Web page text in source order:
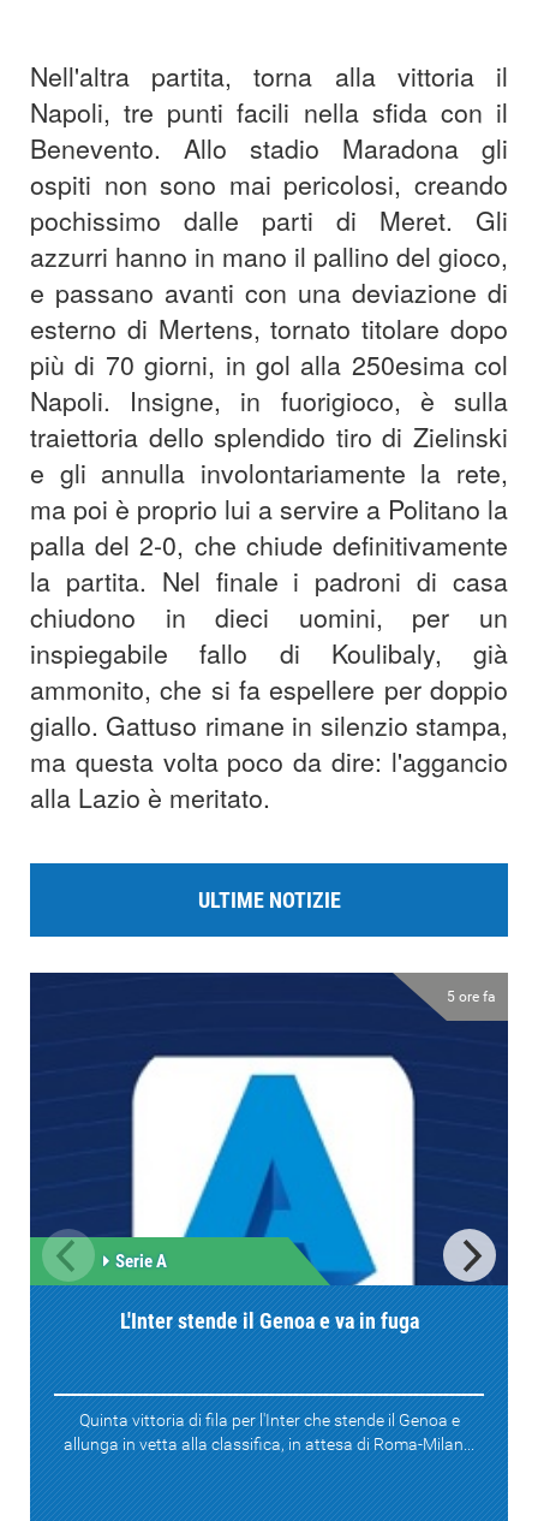
Nell'altra partita, torna alla vittoria il
Napoli, tre punti facili nella sfida con il
Benevento. Allo stadio Maradona gli
ospiti non sono mai pericolosi, creando
pochissimo dalle parti di Meret. Gli
azzurri hanno in mano il pallino del gioco,
e passano avanti con una deviazione di
esterno di Mertens, tornato titolare dopo
più di 70 giorni, in gol alla 250esima col
Napoli. Insigne, in fuorigioco, è sulla
traiettoria dello splendido tiro di Zielinski
e gli annulla involontariamente la rete,
ma poi è proprio lui a servire a Politano la
palla del 2-0, che chiude definitivamente
la partita. Nel finale i padroni di casa
chiudono in dieci uomini, per un
inspiegabile fallo di Koulibaly, già
ammonito, che si fa espellere per doppio
giallo. Gattuso rimane in silenzio stampa,
ma questa volta poco da dire: l'aggancio
alla Lazio è meritato.
ULTIME NOTIZIE
5 ore fa
Serie A
L'Inter stende il Genoa e va in fuga
Quinta vittoria di fila per l'Inter che stende il Genoa e
allunga in vetta alla classifica, in attesa di Roma-Milan...